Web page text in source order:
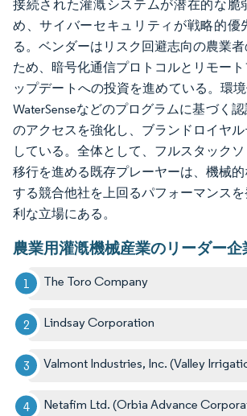
接続された灌漑システムが潜在的な脆
め、サイバーセキュリティが戦略的優
る。ベンダーはリスク回避志向の農業
ため、暗号化通信プロトコルとリモー
ップデートへの投資を進めている。環
WaterSenseなどのプログラムに基づく
のアクセスを強化し、ブランドロイヤ
している。全体として、フルスタック
移行を進める既存プレーヤーは、機械
する競合他社を上回るパフォーマンス
利な立場にある。
農業用灌漑機械産業のリーダー企
The Toro Company
Lindsay Corporation
Valmont Industries, Inc. (Valley
Netafim Ltd. (Orbia Advance